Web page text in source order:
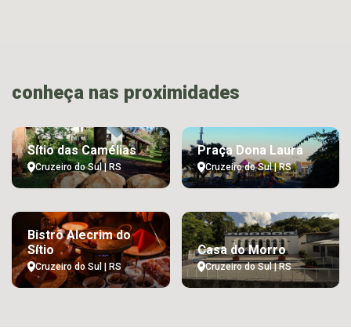
conheça nas proximidades
Sítio das Camélias
Cruzeiro do Sul | RS
Praça Dona Laura
Cruzeiro do Sul | RS
Bistrô Alecrim do
Sítio
Cruzeiro do Sul | RS
Casa do Morro
Cruzeiro do Sul | RS